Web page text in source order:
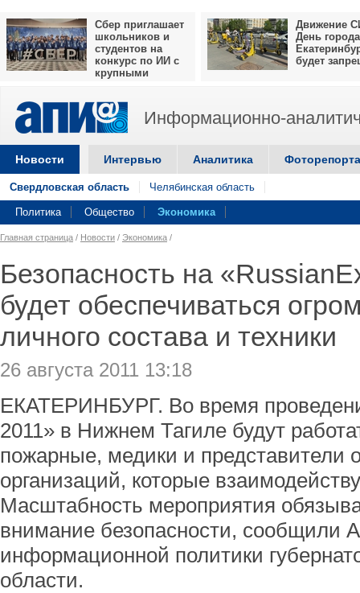
Сбер приглашает
школьников и
студентов на
конкурс по ИИ с
крупными
Движение
День города
будет
Информационно-
Новости Интервью Аналитика
Свердловская область Челябинская область
Политика Общество Экономика
Главная страница / Новости / Экономика /
Безопасность на
будет обеспечиваться
личного состава и техники
26 августа 2011 13:18
ЕКАТЕРИНБУРГ. Во время
2011» в Нижнем Тагиле будут
пожарные, медики и представители
организаций, которые
Масштабность мероприятия
внимание безопасности, сообщили
информационной политики
области.